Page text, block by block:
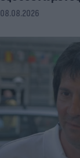
08.08.2026